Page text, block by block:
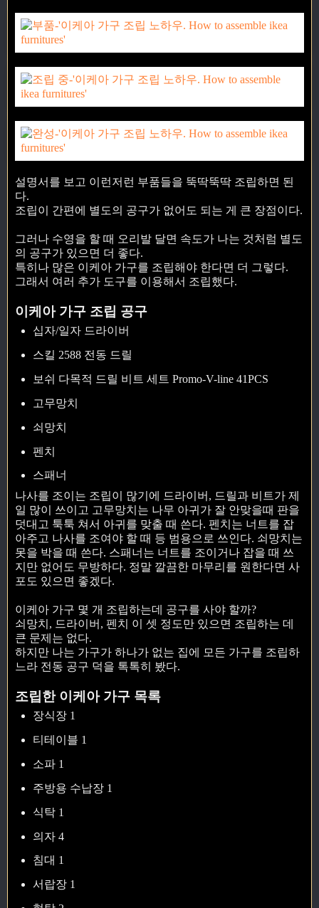
설명서를 보고 이런저런 부품들을 뚝딱뚝딱 조립하면 된
다.
조립이 간편에 별도의 공구가 없어도 되는 게 큰 장점이다.
그러나 수영을 할 때 오리발 달면 속도가 나는 것처럼 별도
의 공구가 있으면 더 좋다.
특히나 많은 이케아 가구를 조립해야 한다면 더 그렇다.
그래서 여러 추가 도구를 이용해서 조립했다.
이케아 가구 조립 공구
십자/일자 드라이버
스킬 2588 전동 드릴
보쉬 다목적 드릴 비트 세트 Promo-V-line 41PCS
고무망치
쇠망치
펜치
스패너
나사를 조이는 조립이 많기에 드라이버, 드릴과 비트가 제
일 많이 쓰이고 고무망치는 나무 아귀가 잘 안맞을때 판을
덧대고 툭툭 쳐서 아귀를 맞출 때 쓴다. 펜치는 너트를 잡
아주고 나사를 조여야 할 때 등 범용으로 쓰인다. 쇠망치는
못을 박을 때 쓴다. 스패너는 너트를 조이거나 잡을 때 쓰
지만 없어도 무방하다. 정말 깔끔한 마무리를 원한다면 사
포도 있으면 좋겠다.
이케아 가구 몇 개 조립하는데 공구를 사야 할까?
쇠망치, 드라이버, 펜치 이 셋 정도만 있으면 조립하는 데
큰 문제는 없다.
하지만 나는 가구가 하나가 없는 집에 모든 가구를 조립하
느라 전동 공구 덕을 톡톡히 봤다.
조립한 이케아 가구 목록
장식장 1
티테이블 1
소파 1
주방용 수납장 1
식탁 1
의자 4
침대 1
서랍장 1